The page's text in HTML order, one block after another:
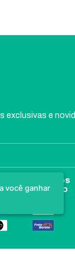
você ganhar
exclusivas e
Métodos
de envio